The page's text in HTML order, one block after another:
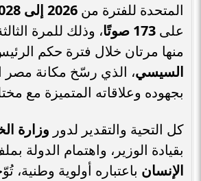
المتحدة للفترة من 2026 إلى 2028
على 173 صوتًا
، وذلك للمرة
منها مرتان خلال فترة حكم
السيسي، الذي رسّخ مكانة مصر
بجهوده وعلاقاته المتميزة مع
كل التحية والتقدير لدور وزارة
بقيادة الوزير، واهتمام الدولة
الإنسان باعتباره أولوية وطنية،